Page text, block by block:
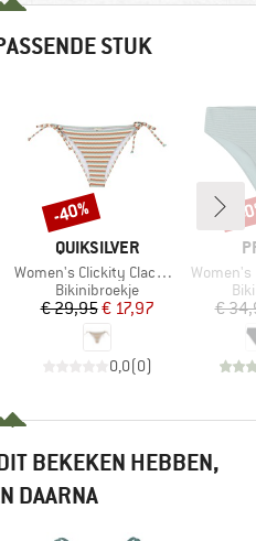
STUK
MERK
QUIKSILVER
Artikel
Women's Clickity Clack Bottom
Productgroep
Bikinibroekje
Prijs
€ 29,95Verlaagde prijs
€ 17,97
0,0(0)
Korting
-40%
Artikel
Women's
€
-
BEKEKEN HEBBEN,
DAARNA